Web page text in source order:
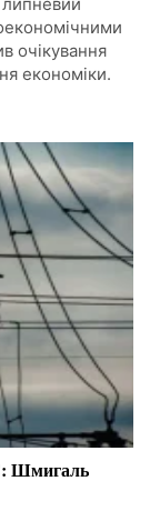
очікування
економіки.
Шмигаль